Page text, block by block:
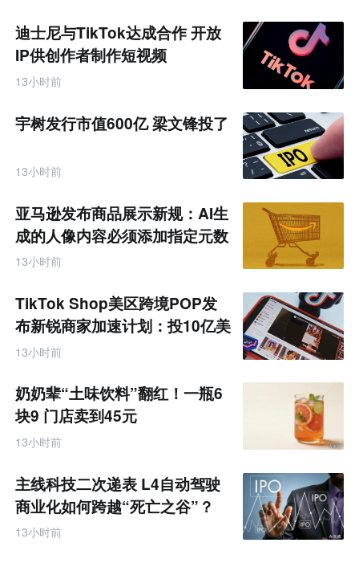
迪士尼与TikTok达成合作 开放
IP供创作者制作短视频
13小时前
宇树发行市值600亿 梁文锋投了
13小时前
亚马逊发布商品展示新规：AI生
成的人像内容必须添加指定元数
据
13小时前
TikTok Shop美区跨境POP发
布新锐商家加速计划：投10亿美
金资源帮扶四类商家
13小时前
奶奶辈“土味饮料”翻红！一瓶6
块9 门店卖到45元
13小时前
主线科技二次递表 L4自动驾驶
商业化如何跨越“死亡之谷”？
13小时前